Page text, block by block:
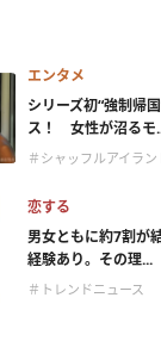
エンタメ
シリーズ初“強制帰
ス！ 女性が沼るモ
＃シャッフルアイラン
恋する
男女ともに約7割が
経験あり。その理...
＃トレンドニュース